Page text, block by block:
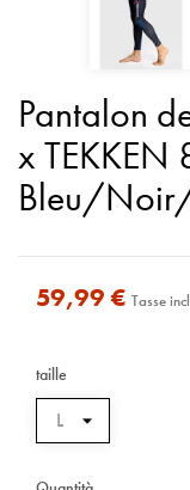
Pantalon
x TEKKEN
Bleu/
59,99 € Tasse
taille